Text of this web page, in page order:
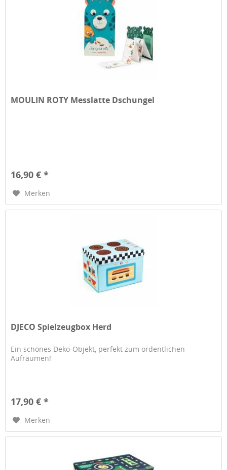
MOULIN ROTY Messlatte Dschungel
16,90 € *
Merken
DJECO Spielzeugbox Herd
Ein schönes Deko-Objekt, perfekt zum ordentlichen
Aufräumen!
17,90 € *
Merken